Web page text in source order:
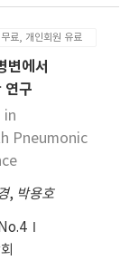
of six
this
foods
공품 소세지와
량차이를 알
지액 대체제
여 제작한 식
과 품질특성
가 없었으나,
산가공품이 더
의 대체제와
심층수를 이용
으로 예상된
검사에 의한
료, 개인회원 유료
변에서
구
in
Pneumonic
, 박용호